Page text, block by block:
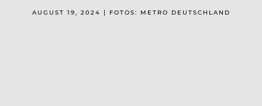
AUGUST 19, 2024 | FOTOS: METRO DEUTSCHLAND